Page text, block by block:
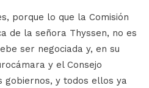
porque lo que la Comisión
de la señora Thyssen, no es
ser negociada y, en su
y el Consejo
gobiernos, y todos ellos ya